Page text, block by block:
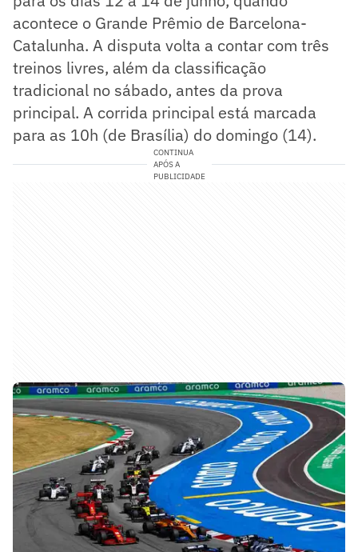
acontece o Grande Prêmio de Barcelona-
Catalunha. A disputa volta a contar com três
treinos livres, além da classificação
tradicional no sábado, antes da prova
principal. A corrida principal está marcada
para as 10h (de Brasília) do domingo (14).
CONTINUA
APÓS A
PUBLICIDADE